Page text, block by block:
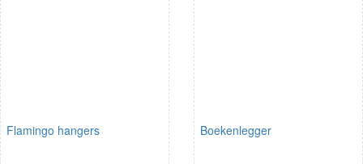
Flamingo hangers Boekenlegger